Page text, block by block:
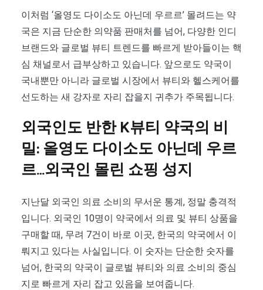
이처럼 ‘올영도 다이소도 아닌데 우르르’ 몰려드는 약
국은 지금 단순한 의약품 판매처를 넘어, 다양한 인디
브랜드와 글로벌 뷰티 트렌드를 빠르게 받아들이는 핵
심 채널로서 급부상하고 있습니다. 앞으로도 약국이
국내뿐만 아니라 글로벌 시장에서 뷰티와 헬스케어를
선도하는 새 강자로 자리 잡을지 귀추가 주목됩니다.
외국인도 반한 K뷰티 약국의 비
밀: 올영도 다이소도 아닌데 우르
르…외국인 몰린 쇼핑 성지
지난달 외국인 의료 소비의 무서운 통계, 정말 충격적
입니다. 외국인 10명이 약국에서 의료 및 뷰티 상품을
구매할 때, 무려 7건이 바로 이곳, 한국의 약국에서 이
뤄지고 있다는 사실입니다. 이 숫자는 단순한 숫자를
넘어, 한국의 약국이 글로벌 뷰티와 의료 소비의 중심
지로 빠르게 자리 잡고 있음을 보여줍니다.